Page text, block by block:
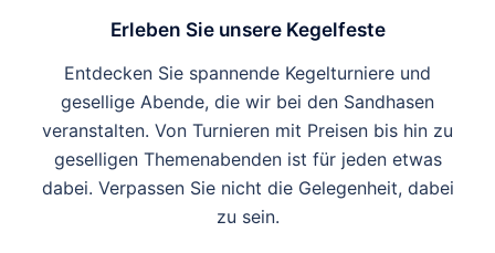
Erleben Sie unsere Kegelfeste
Entdecken Sie spannende Kegelturniere und
gesellige Abende, die wir bei den Sandhasen
veranstalten. Von Turnieren mit Preisen bis hin zu
geselligen Themenabenden ist für jeden etwas
dabei. Verpassen Sie nicht die Gelegenheit, dabei
zu sein.